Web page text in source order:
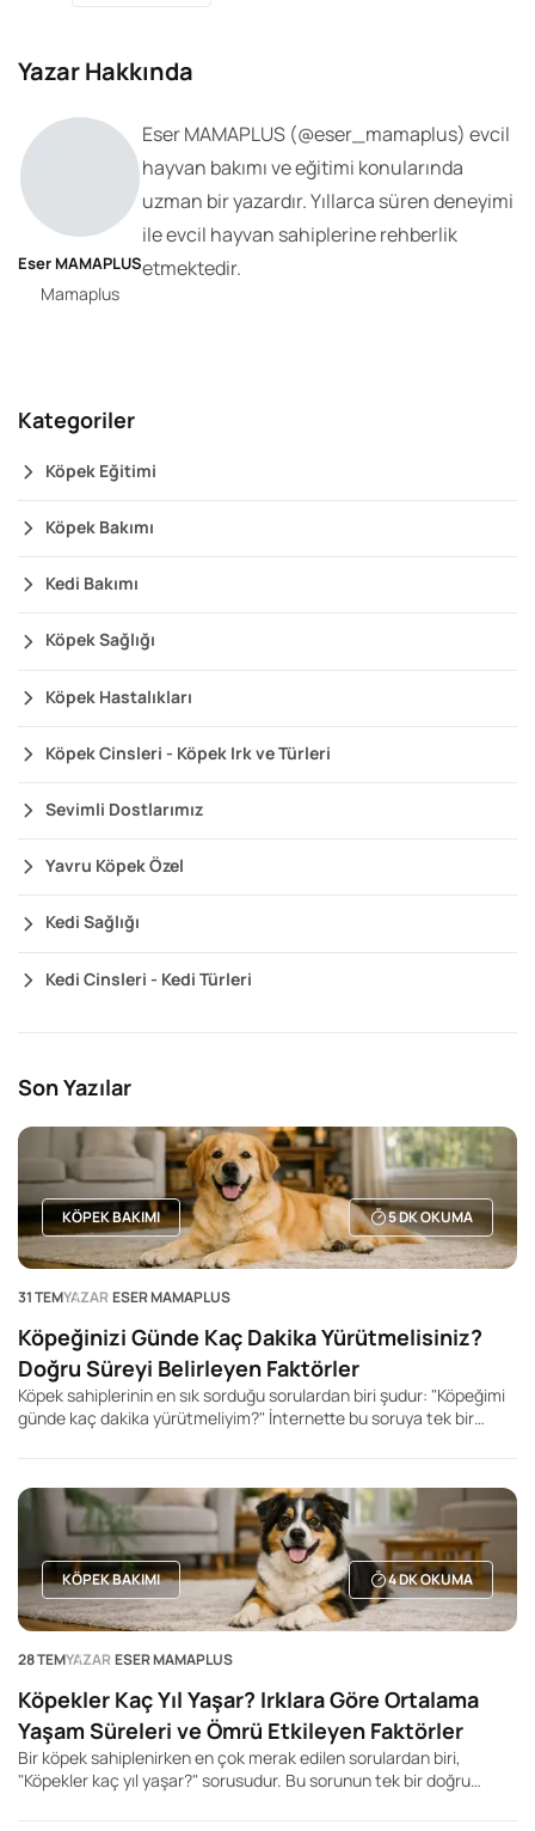
Yazar Hakkında
Eser MAMAPLUS
Mamaplus
Eser MAMAPLUS (@eser_mamaplus) evcil
hayvan bakımı ve eğitimi konularında
uzman bir yazardır. Yıllarca süren deneyimi
ile evcil hayvan sahiplerine rehberlik
etmektedir.
Kategoriler
Köpek Eğitimi
Köpek Bakımı
Kedi Bakımı
Köpek Sağlığı
Köpek Hastalıkları
Köpek Cinsleri - Köpek Irk ve Türleri
Sevimli Dostlarımız
Yavru Köpek Özel
Kedi Sağlığı
Kedi Cinsleri - Kedi Türleri
Son Yazılar
KÖPEK BAKIMI 5DK OKUMA
31 TEMYAZAR ESER MAMAPLUS
Köpeğinizi Günde Kaç Dakika Yürütmelisiniz?
Doğru Süreyi Belirleyen Faktörler
Köpek sahiplerinin en sık sorduğu sorulardan biri şudur: "Köpeğimi
günde kaç dakika yürütmeliyim?" İnternette bu soruya tek bir
köpek için geçerli tek bir yürüyüş süresi yoktur.
KÖPEK BAKIMI 4DK OKUMA
28 TEMYAZAR ESER MAMAPLUS
Köpekler Kaç Yıl Yaşar? Irklara Göre Ortalama
Yaşam Süreleri ve Ömrü Etkileyen Faktörler
Bir köpek sahiplenirken en çok merak edilen sorulardan biri,
"Köpekler kaç yıl yaşar?" sorusudur. Bu sorunun tek bir doğru